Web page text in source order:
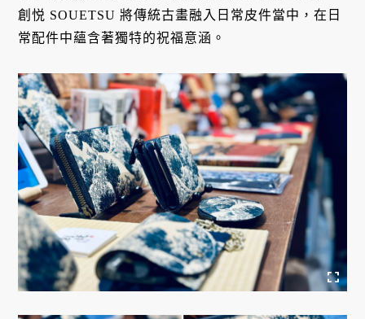
創悦 SOUETSU 將傳統古畫融入日常皮件當中，在日
常配件中蘊含著獨特的祝福意涵。